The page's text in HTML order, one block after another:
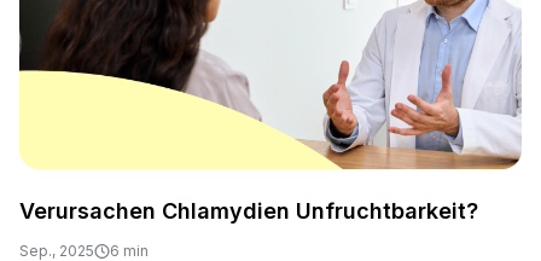
Verursachen Chlamydien Unfruchtbarkeit?
Sep., 2025 6 min